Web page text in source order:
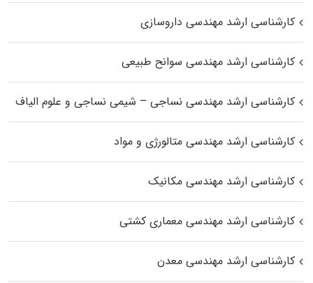
کارشناسی ارشد مهندسی داروسازی
کارشناسی ارشد مهندسی سوانح طبیعی
کارشناسی ارشد مهندسی نساجی – شیمی نساجی و علوم الیاف
کارشناسی ارشد مهندسی متالورژی و مواد
کارشناسی ارشد مهندسی مکانیک
کارشناسی ارشد مهندسی معماری کشتی
کارشناسی ارشد مهندسی معدن